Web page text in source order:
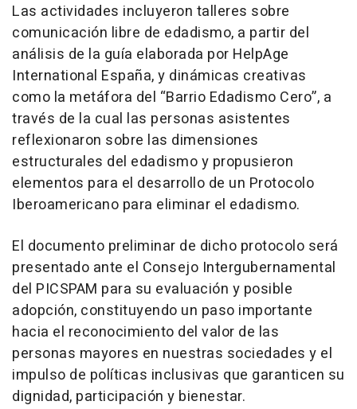
Las actividades incluyeron talleres sobre
comunicación libre de edadismo, a partir del
análisis de la guía elaborada por HelpAge
International España, y dinámicas creativas
como la metáfora del “Barrio Edadismo Cero”, a
través de la cual las personas asistentes
reflexionaron sobre las dimensiones
estructurales del edadismo y propusieron
elementos para el desarrollo de un Protocolo
Iberoamericano para eliminar el edadismo.
El documento preliminar de dicho protocolo será
presentado ante el Consejo Intergubernamental
del PICSPAM para su evaluación y posible
adopción, constituyendo un paso importante
hacia el reconocimiento del valor de las
personas mayores en nuestras sociedades y el
impulso de políticas inclusivas que garanticen su
dignidad, participación y bienestar.